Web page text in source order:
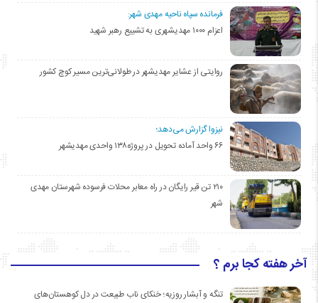
فرمانده سپاه ناحیه مهدی شهر:
اعزام ۱۰۰۰ مهدیشهری به تشییع رهبر شهید
روایتی از عشایر مهدیشهر در طولانی‌ترین مسیر کوچ کشور
نیزوا گزارش می‌دهد؛
۶۶ واحد آماده تحویل در پروژه۱۳۸ واحدی مهدیشهر
۲۱۰ تن قیر رایگان در راه معابر محلات فرسوده شهرستان مهدی
شهر
آخر هفته کجا برم ؟
تنگه و آبشار روزیه؛ خنکای ناب طبیعت در دل کوهستان‌های